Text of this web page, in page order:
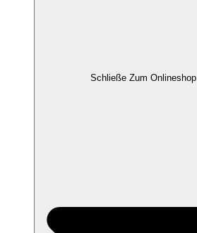
Schließe Zum Onlineshop